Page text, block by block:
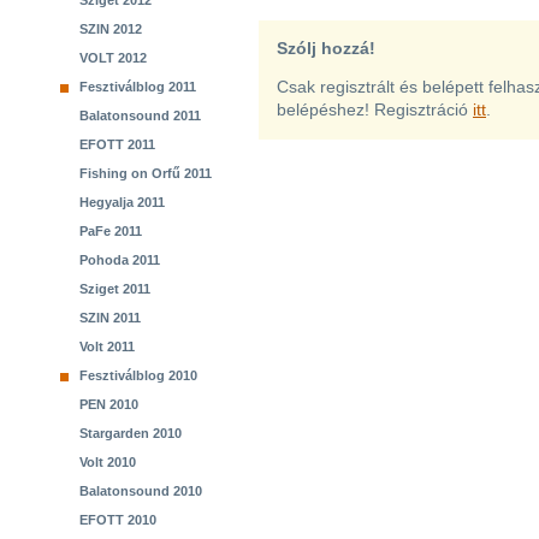
SZIN 2012
VOLT 2012
Fesztiválblog 2011
Balatonsound 2011
EFOTT 2011
Fishing on Orfű 2011
Hegyalja 2011
PaFe 2011
Pohoda 2011
Sziget 2011
SZIN 2011
Volt 2011
Fesztiválblog 2010
PEN 2010
Stargarden 2010
Volt 2010
Balatonsound 2010
EFOTT 2010
Szólj hozzá!
Csak regisztrált és belépett
belépéshez! Regisztráció itt